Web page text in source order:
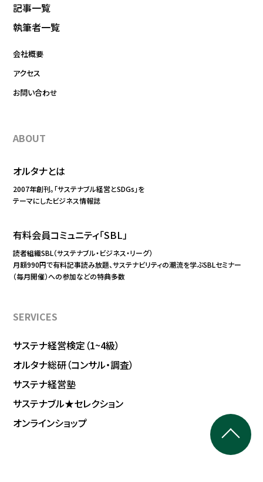
記事一覧
執筆者一覧
会社概要
アクセス
お問い合わせ
ABOUT
オルタナとは
2007年創刊。「サステナブル経営とSDGs」を
テーマにしたビジネス情報誌
有料会員コミュニティ「SBL」
読者組織SBL（サステナブル・ビジネス・リーグ）
月額990円で有料記事読み放題、サステナビリティの潮流を学ぶSBLセミナー
（毎月開催）への参加などの特典多数
SERVICES
サステナ経営検定（1~4級）
オルタナ総研（コンサル・調査）
サステナ経営塾
サステナブル★セレクション
オンラインショップ